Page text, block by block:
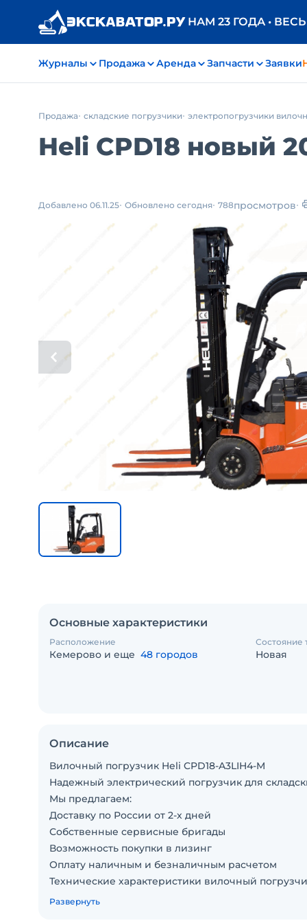
НАМ 23 ГОДА •
Журналы Продажа Аренда Запчасти Заявки
Продажа складские погрузчики электропогрузчики
Heli CPD18 новый
Добавлено 06.11.25 Обновлено сегодня 788просмотров
Основные характеристики
Расположение
Кемерово и еще 48 городов
Состояние
Новая
Описание
Вилочный погрузчик Heli CPD18-A3LIH4-M
Надежный электрический погрузчик для
Мы предлагаем:
Доставку по России от 2-х дней
Собственные сервисные бригады
Возможность покупки в лизинг
Оплату наличным и безналичным расчетом
Технические характеристики вилочный
Батарея: INMOTION
Развернуть